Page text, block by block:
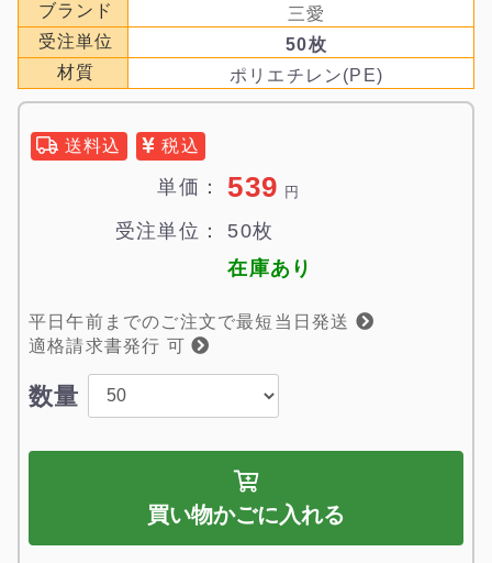
ブランド
三愛
受注単位
50枚
材質
ポリエチレン(PE)
送料込 税込
単価： 539 円
受注単位：
50枚
在庫あり
平日午前までのご注文で最短当日発送
適格請求書発行 可
数量
買い物かごに入れる